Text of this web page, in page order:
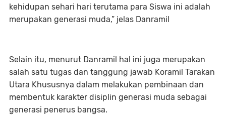
kehidupan sehari hari terutama para Siswa ini adalah
merupakan generasi muda,” jelas Danramil
Selain itu, menurut Danramil hal ini juga merupakan
salah satu tugas dan tanggung jawab Koramil Tarakan
Utara Khususnya dalam melakukan pembinaan dan
membentuk karakter disiplin generasi muda sebagai
generasi penerus bangsa.